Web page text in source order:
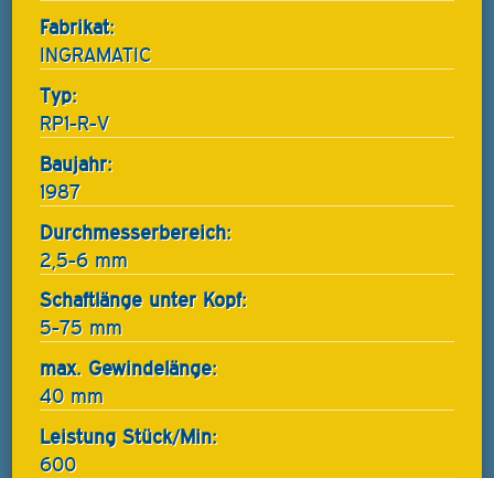
Fabrikat:
INGRAMATIC
Typ:
RP1-R-V
Baujahr:
1987
Durchmesserbereich:
2,5-6 mm
Schaftlänge unter Kopf:
5-75 mm
max. Gewindelänge:
40 mm
Leistung Stück/Min:
600